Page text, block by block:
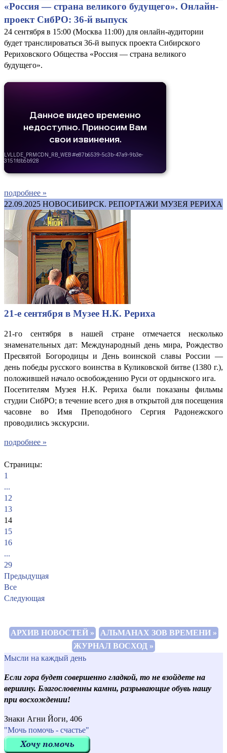
«Россия — страна великого будущего». Онлайн-
проект СибРО: 36-й выпуск
24 сентября в 15:00 (Москва 11:00) для онлайн-аудитории
будет транслироваться 36-й выпуск проекта Сибирского
Рериховского Общества «Россия — страна великого
будущего».
подробнее »
22.09.2025 НОВОСИБИРСК. РЕПОРТАЖИ МУЗЕЯ РЕРИХА
21-е сентября в Музее Н.К. Рериха
21-го сентября в нашей стране отмечается несколько
знаменательных дат: Международный день мира, Рождество
Пресвятой Богородицы и День воинской славы России —
день победы русского воинства в Куликовской битве (1380 г.),
положившей начало освобождению Руси от ордынского ига.
Посетителям Музея Н.К. Рериха были показаны фильмы
студии СибРО; в течение всего дня в открытой для посещения
часовне во Имя Преподобного Сергия Радонежского
проводились экскурсии.
подробнее »
Страницы:
1
...
12
13
14
15
16
...
29
Предыдущая
Все
Следующая
АРХИВ НОВОСТЕЙ »
АЛЬМАНАХ ЗОВ ВРЕМЕНИ »
ЖУРНАЛ ВОСХОД »
Мысли на каждый день
Если гора будет совершенно гладкой, то не взойдете на
вершину. Благословенны камни, разрывающие обувь нашу
при восхождении!
Знаки Агни Йоги, 406
"Мочь помочь - счастье"